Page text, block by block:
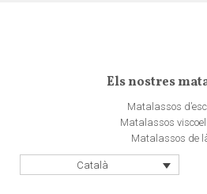
Els nostres
Matalassos
Matalassos
Matalassos de
Català